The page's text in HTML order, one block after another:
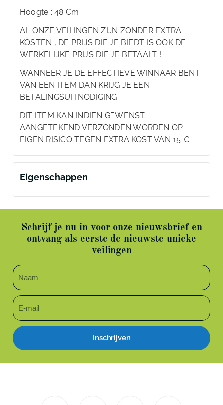
Hoogte : 48 Cm
AL ONZE VEILINGEN ZIJN ZONDER EXTRA
KOSTEN , DE PRIJS DIE JE BIEDT IS OOK DE
WERKELIJKE PRIJS DIE JE BETAALT !
WANNEER JE DE EFFECTIEVE WINNAAR BENT
VAN EEN ITEM DAN KRIJG JE EEN
BETALINGSUITNODIGING
DIT ITEM KAN INDIEN GEWENST
AANGETEKEND VERZONDEN WORDEN OP
EIGEN RISICO TEGEN EXTRA KOST VAN 15 €
Eigenschappen
Schrijf je nu in voor onze nieuwsbrief en
ontvang als eerste de nieuwste unieke
veilingen
Inschrijven